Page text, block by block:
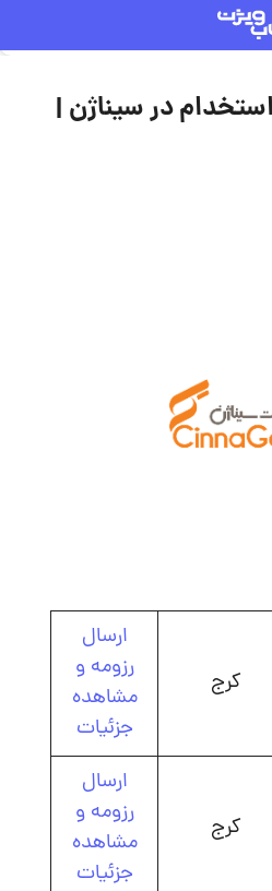
در سیناژن |
کرج
ارسال
رزومه و
مشاهده
جزئیات
کرج
ارسال
رزومه و
مشاهده
جزئیات